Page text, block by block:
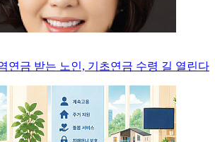
연금 받는 노인, 기초연금 수령 길 열린다